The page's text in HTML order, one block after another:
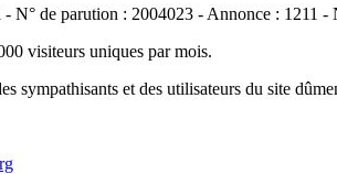
N° de parution : 2004023 - Annonce : 1211
visiteurs uniques par mois.
sympathisants et des utilisateurs du site